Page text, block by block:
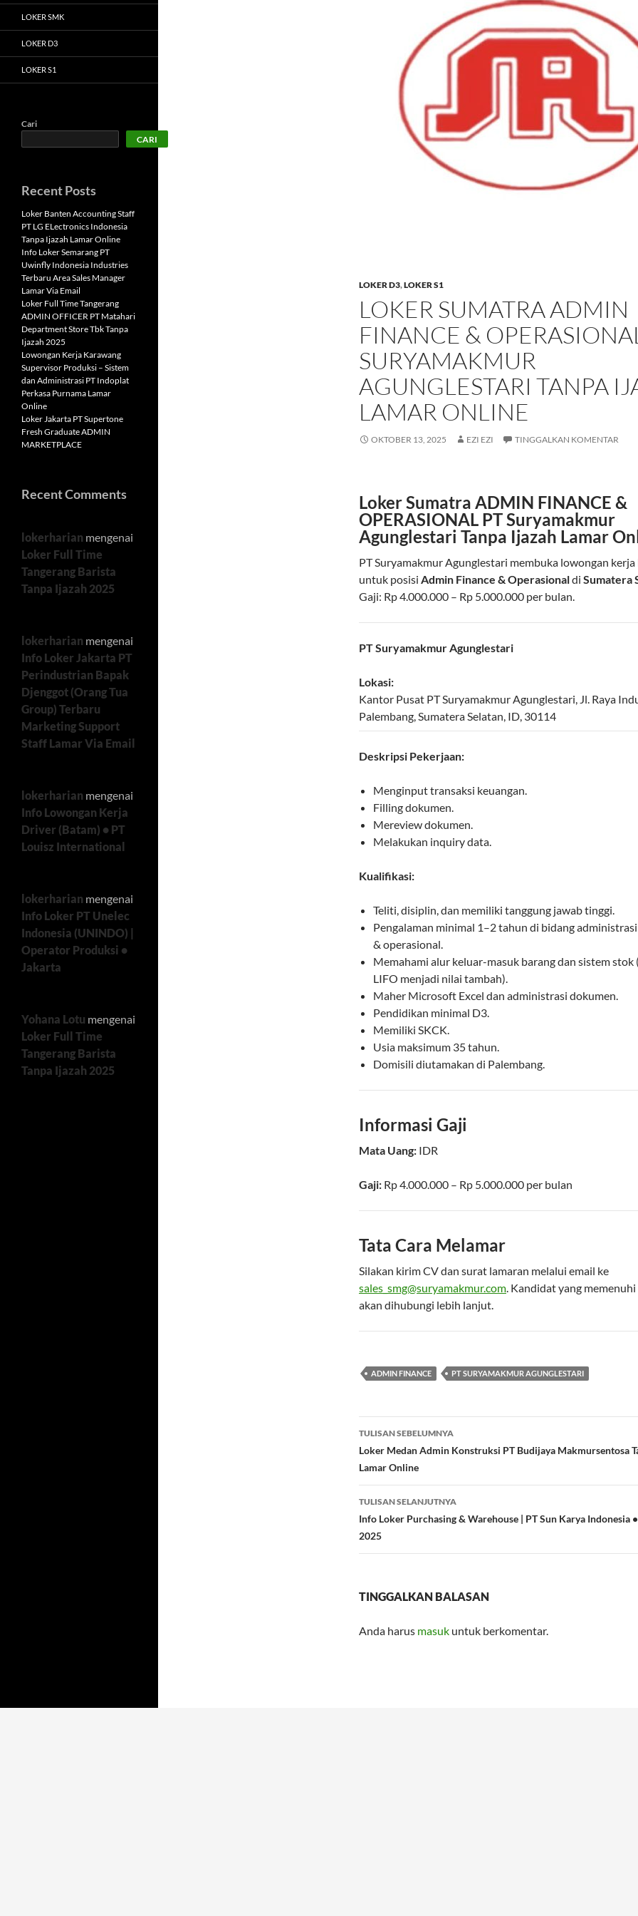
LOKER D3,LOKER S1
LOKER SUMATRA ADMIN
FINANCE &
SURYAMAKMUR
AGUNGLESTARI TANPA
LAMAR ONLINE
OKTOBER 13, 2025 EZI EZI TINGGALKAN KOMENTAR
Loker Sumatra ADMIN FINANCE &
OPERASIONAL PT Suryamakmur
Agunglestari Tanpa Ijazah Lamar
PT Suryamakmur Agunglestari membuka lowongan kerja
untuk posisi Admin Finance & Operasionaldi Sumatera
Gaji: Rp 4.000.000 – Rp 5.000.000 per bulan.
PT Suryamakmur Agunglestari
Lokasi:
Kantor Pusat PT Suryamakmur Agunglestari, Jl. Raya
Palembang,Sumatera Selatan, ID, 30114
Deskripsi Pekerjaan:
Menginput transaksi keuangan.
Filling dokumen.
Mereview dokumen.
Melakukan inquiry data.
Kualifikasi:
Teliti, disiplin, dan memiliki tanggung jawab tinggi.
Pengalaman minimal 1–2 tahun di bidang
& operasional.
Memahami alur keluar-masuk barang dan sistem stok
LIFO menjadi nilai tambah).
Maher Microsoft Excel dan administrasi dokumen.
Pendidikan minimal D3.
Memiliki SKCK.
Usia maksimum 35 tahun.
Domisili diutamakan di Palembang.
Informasi Gaji
Mata Uang: IDR
Gaji: Rp 4.000.000 – Rp 5.000.000 per bulan
Tata Cara Melamar
Silakan kirim CV dan surat lamaran melalui email ke
sales_smg@suryamakmur.com. Kandidat yang
akan dihubungi lebih lanjut.
ADMIN FINANCE PT SURYAMAKMUR AGUNGLESTARI
Navigasi
Tulisan
TULISAN SEBELUMNYA
Loker Medan Admin Konstruksi PT Budijaya Makmursentosa
Lamar Online
TULISAN SELANJUTNYA
Info Loker Purchasing & Warehouse | PT Sun Karya Indonesia
2025
TINGGALKAN BALASAN
Anda harus masuk untuk berkomentar.
LOKER SMK
LOKER D3
LOKER S1
Cari
CARI
Recent Posts
Loker Banten Accounting Staff
PT LG ELectronics Indonesia
Tanpa Ijazah Lamar Online
Info Loker Semarang PT
Uwinfly Indonesia Industries
Terbaru Area Sales Manager
Lamar Via Email
Loker Full Time Tangerang
ADMIN OFFICER PT Matahari
Department Store Tbk Tanpa
Ijazah 2025
Lowongan Kerja Karawang
Supervisor Produksi – Sistem
dan Administrasi PT Indoplat
Perkasa Purnama Lamar
Online
Loker Jakarta PT Supertone
Fresh Graduate ADMIN
MARKETPLACE
Recent Comments
lokerharian mengenai
Loker Full Time
Tangerang Barista
Tanpa Ijazah 2025
lokerharian mengenai
Info Loker Jakarta PT
Perindustrian Bapak
Djenggot (Orang Tua
Group) Terbaru
Marketing Support
Staff Lamar Via Email
lokerharian mengenai
Info Lowongan Kerja
Driver (Batam) • PT
Louisz International
lokerharian mengenai
Info Loker PT Unelec
Indonesia (UNINDO) |
Operator Produksi •
Jakarta
Yohana Lotu mengenai
Loker Full Time
Tangerang Barista
Tanpa Ijazah 2025